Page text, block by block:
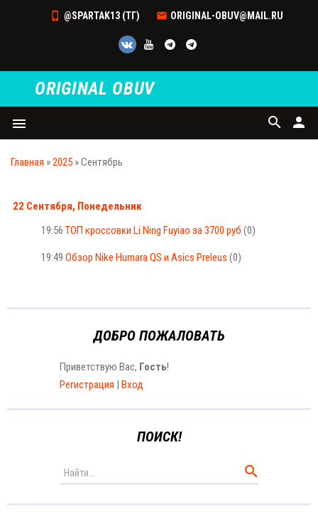
@SPARTAK13 (ТГ) ORIGINAL-OBUV@MAIL.RU
ORIGINAL OBUV
menu person
search
Главная »2025 »Сентябрь
22 Сентября, Понедельник
19:56 ТОП кроссовки Li Ning Fuyiao за 3700 руб (0)
19:49 Обзор Nike Humara QS и Asics Preleus (0)
ДОБРО ПОЖАЛОВАТЬ
Приветствую Вас, Гость!
Регистрация | Вход
ПОИСК!